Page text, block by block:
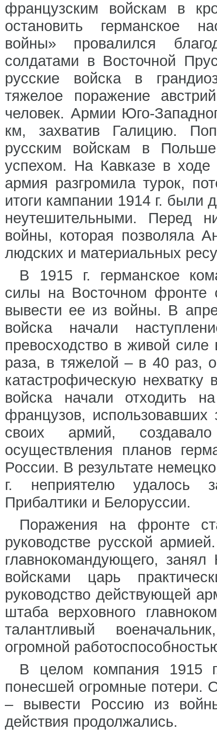
французским войскам в
остановить германское
войны» провалился
солдатами в Восточной
русские войска в
тяжелое поражение
человек. Армии Юго-
км, захватив Галицию.
русским войскам в
успехом. На Кавказе в
армия разгромила турок,
итоги кампании 1914 г. были
неутешительными. Перед
войны, которая позволяла
людских и материальных
В 1915 г. германское
силы на Восточном фронте
вывести ее из войны. В
войска начали
превосходство в живой
раза, в тяжелой – в 40 раз,
катастрофическую
войска начали отходить
французов,
своих армий,
осуществления планов
России. В результате
г. неприятелю удалось
Прибалтики и Белоруссии.
Поражения на фронте
руководстве русской
главнокомандующего,
войсками царь
руководство действующей
штаба верховного
талантливый
огромной
В целом компания 1915
понесшей огромные потери.
– вывести Россию из
действия продолжались.